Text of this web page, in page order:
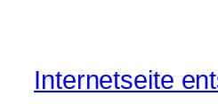
Internetseite